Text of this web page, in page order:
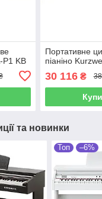
P1 KB
Портативне
піаніно
30 116₴
та новинки
Топ –6%